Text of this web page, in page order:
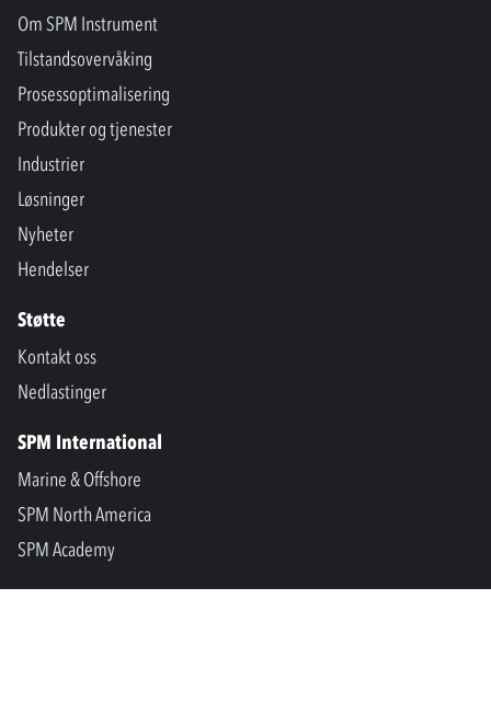
Om SPM Instrument
Tilstandsovervåking
Prosessoptimalisering
Produkter og tjenester
Industrier
Løsninger
Nyheter
Hendelser
Støtte
Kontakt oss
Nedlastinger
SPM International
Marine & Offshore
SPM North America
SPM Academy